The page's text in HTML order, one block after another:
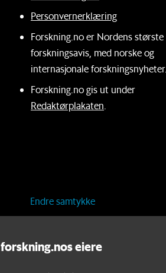
Personvernerklæring
Forskning.no er Nordens største
forskningsavis, med norske og
internasjonale forskningsnyheter.
Forskning.no gis ut under
Redaktørplakaten
Endre samtykke
forskning.nos eiere